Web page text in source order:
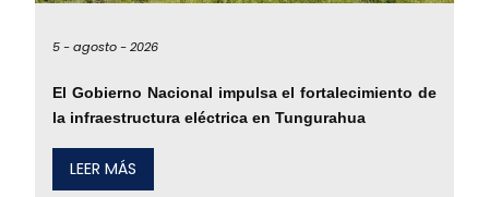
5 -agosto -2026
El Gobierno Nacional impulsa el fortalecimiento de
la infraestructura eléctrica en Tungurahua
LEER MÁS